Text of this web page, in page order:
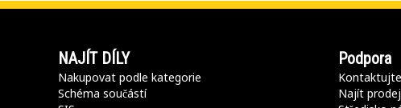
NAJÍT DÍLY
Nakupovat podle kategorie
Schéma součástí
Podpora
Najít